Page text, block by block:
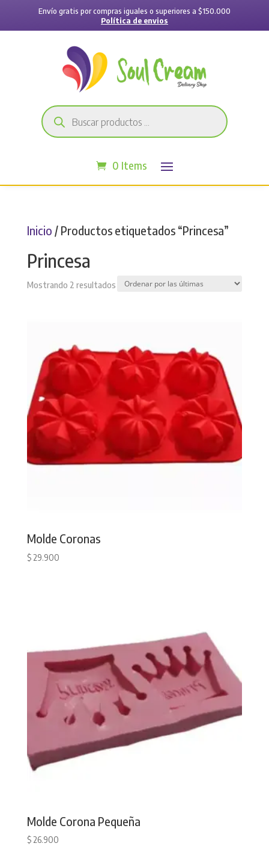
Envío gratis por compras iguales o superiores a $150.000
Política de envios
Búsqueda
de
productos
0 Items
Inicio / Productos etiquetados “Princesa”
Princesa
Mostrando 2 resultadosSorted
Molde Coronas
$29.900
Molde Corona Pequeña
$26.900